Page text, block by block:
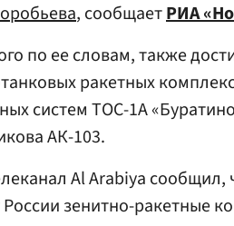
, сообщаетРИА
по ее словам, также
ракетных
систем ТОС-1А
АК-103.
Al Arabiya сообщил,
России зенитно-ракетные